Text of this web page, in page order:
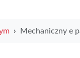
Mechaniczny e papieros jak